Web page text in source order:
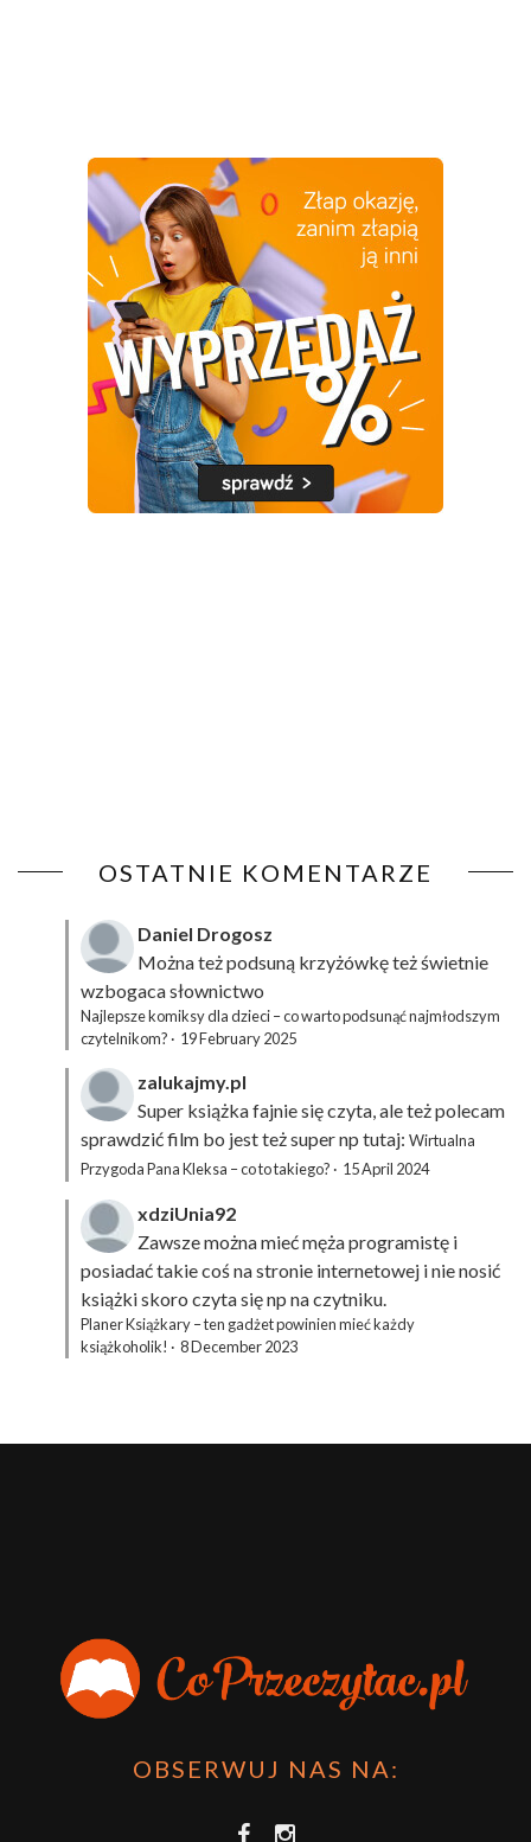
OSTATNIE KOMENTARZE
Daniel Drogosz
Można też podsuną krzyżówkęteż świetnie
wzbogaca słownictwo
Najlepsze komiksy dla dzieci – co warto podsunąć najmłodszym
czytelnikom? · 19 February 2025
zalukajmy.pl
Super książka fajnie się czyta, ale też polecam
sprawdzić film bo jest też super np tutaj: Wirtualna
Przygoda Pana Kleksa – co to takiego? · 15 April 2024
xdziUnia92
Zawsze można mieć męża programistę i
posiadać takie coś na stronie internetowej i nie nosić
książki skoro czyta się np na czytniku.
Planer Książkary – ten gadżet powinien mieć każdy
książkoholik! · 8 December 2023
OBSERWUJ NAS NA: